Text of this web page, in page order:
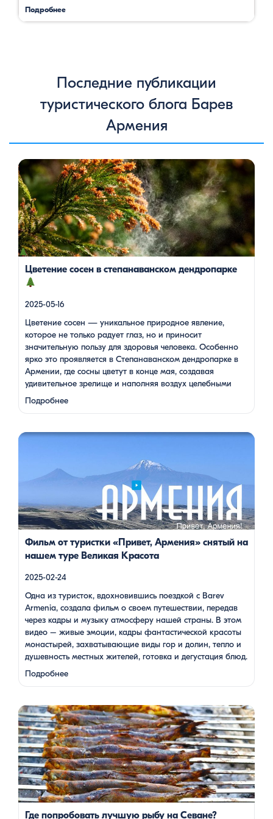
Подробнее
Последние публикации
туристического блога Барев
Армения
Цветение сосен — уникальное природное явление, которое
не только радует глаз, но и приносит значительную пользу
для здоровья человека. Особенно ярко это проявляется в
Степанаванском дендропарке в Армении, где сосны цветут в
конце мая, создавая удивительное зрелище и наполняя
воздух целебными веществами.Степанаванский
дендропарк: жемчужина Лорийской области
Степанаванский дендропарк, также известный как «Сочут»
Цветение сосен в степанаванском дендропарке
2025-05-16
Цветение сосен — уникальное природное явление,
которое не только радует глаз, но и приносит
значительную пользу для здоровья человека. Особенно
ярко это проявляется в Степанаванском дендропарке в
Армении, где сосны цветут в конце мая, создавая
удивительное зрелище и наполняя воздух целебными
веществами.
Лорийской области Степанаванский дендропарк, также
Подробнее
Одна из туристок, вдохновившись поездкой с Barev Armenia,
музыку атмосферу нашей страны. В этом видео – живые
эмоции, кадры фантастической красоты монастырей,
захватывающие виды гор и долин, тепло и душевность
местных жителей, готовка и дегустация блюд. Путешествие
под завораживающие мелодии дудука Дживана Гаспаряна
стало настоящим погружением […]
Фильм от туристки «Привет, Армения» снятый на
нашем туре Великая Красота
2025-02-24
Одна из туристок, вдохновившись поездкой с Barev
Armenia, создала фильм о своем путешествии, передав
через кадры и музыку атмосферу нашей страны. В этом
видео – живые эмоции, кадры фантастической красоты
монастырей, захватывающие виды гор и долин, тепло и
душевность местных жителей, готовка и дегустация блюд.
Путешествие под завораживающие мелодии дудука
Дживана Гаспаряна стало настоящим погружением …
Подробнее
Многие гости Армении, приезжая в страну, обязательно
включают в свою программу поездку на Севан. Этот
маршрут — один из самых популярных: свежий горный
воздух, величественные пейзажи, древние храмы и, конечно
же, местная кухня. На Севане можно посетить Севанаванк
— знаменитый монастырь IX века, расположенный на
полуострове, а также Айраванк, который менее известен, но
не менее […]
Где попробовать лучшую рыбу на Севане?